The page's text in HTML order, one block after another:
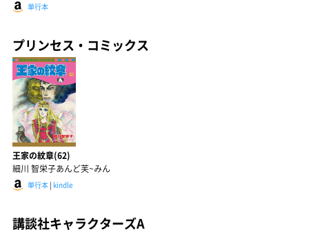
単行本
プリンセス・コミックス
王家の紋章(62)
細川 智栄子あんど芙~みん
単行本 | kindle
講談社キャラクターズA